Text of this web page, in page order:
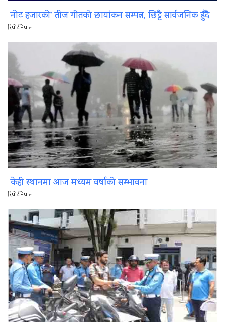
नोट हजारको’ तीज गीतको छायांकन सम्पन्न, छिट्टै सार्वजनिक हुँदै
रिपोर्ट नेपाल
केही स्थानमा आज मध्यम वर्षाको सम्भावना
रिपोर्ट नेपाल